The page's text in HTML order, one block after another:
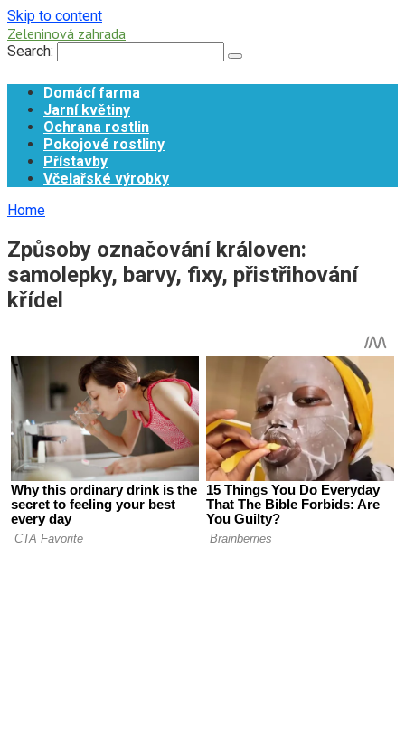
Skip to content
Zeleninová zahrada
Search:
Domácí farma
Jarní květiny
Ochrana rostlin
Pokojové rostliny
Přístavby
Včelařské výrobky
Home
Způsoby označování královen:
samolepky, barvy, fixy, přistřihování
křídel